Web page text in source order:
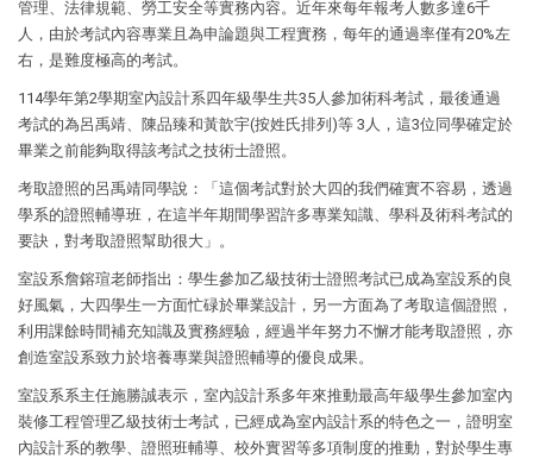
管理、法律規範、勞工安全等實務內容。近年來每年報考人數多達6千
人，由於考試內容專業且為申論題與工程實務，每年的通過率僅有20%左
右，是難度極高的考試。
114學年第2學期室內設計系四年級學生共35人參加術科考試，最後通過
考試的為呂禹靖、陳品臻和黃歆宇(按姓氏排列)等 3人，這3位同學確定於
畢業之前能夠取得該考試之技術士證照。
考取證照的呂禹靖同學說：「這個考試對於大四的我們確實不容易，透過
學系的證照輔導班，在這半年期間學習許多專業知識、學科及術科考試的
要訣，對考取證照幫助很大」。
室設系詹鎔瑄老師指出：學生參加乙級技術士證照考試已成為室設系的良
好風氣，大四學生一方面忙碌於畢業設計，另一方面為了考取這個證照，
利用課餘時間補充知識及實務經驗，經過半年努力不懈才能考取證照，亦
創造室設系致力於培養專業與證照輔導的優良成果。
室設系系主任施勝誠表示，室內設計系多年來推動最高年級學生參加室內
裝修工程管理乙級技術士考試，已經成為室內設計系的特色之一，證明室
內設計系的教學、證照班輔導、校外實習等多項制度的推動，對於學生專